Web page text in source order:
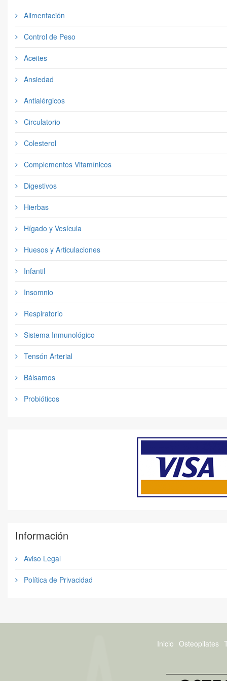
Alimentación
Control de Peso
Aceites
Ansiedad
Antialérgicos
Circulatorio
Colesterol
Complementos Vitamínicos
Digestivos
Hierbas
Hígado y Vesícula
Huesos y Articulaciones
Infantil
Insomnio
Respiratorio
Sistema Inmunológico
Tensón Arterial
Bálsamos
Probióticos
Información
Aviso Legal
Política de Privacidad
Inicio Osteopilates